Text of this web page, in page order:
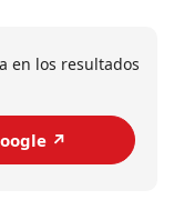
en los resultados
↗️